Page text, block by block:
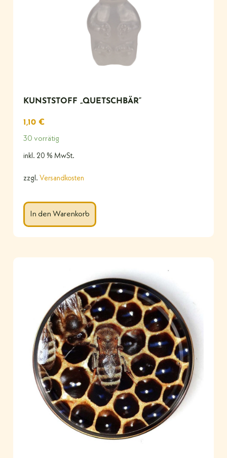
KUNSTSTOFF „QUETSCHBÄR“
1,10 €
30 vorrätig
inkl. 20 % MwSt.
zzgl. Versandkosten
In den Warenkorb